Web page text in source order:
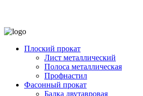
Плоский прокат
Лист металлический
Полоса металлическая
Профнастил
Фасонный прокат
Балка двутавровая